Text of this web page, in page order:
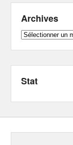
Archives
Archives
Stat